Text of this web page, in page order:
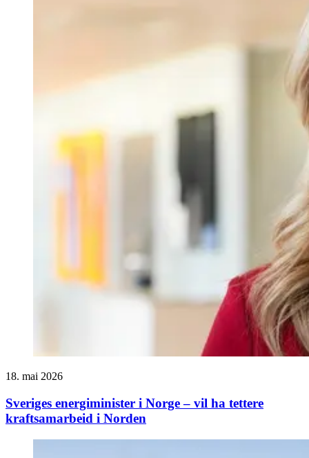
18. mai 2026
Sveriges energiminister i Norge – vil ha tettere
kraftsamarbeid i Norden